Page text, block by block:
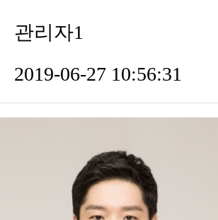
관리자1
2019-06-27 10:56:31